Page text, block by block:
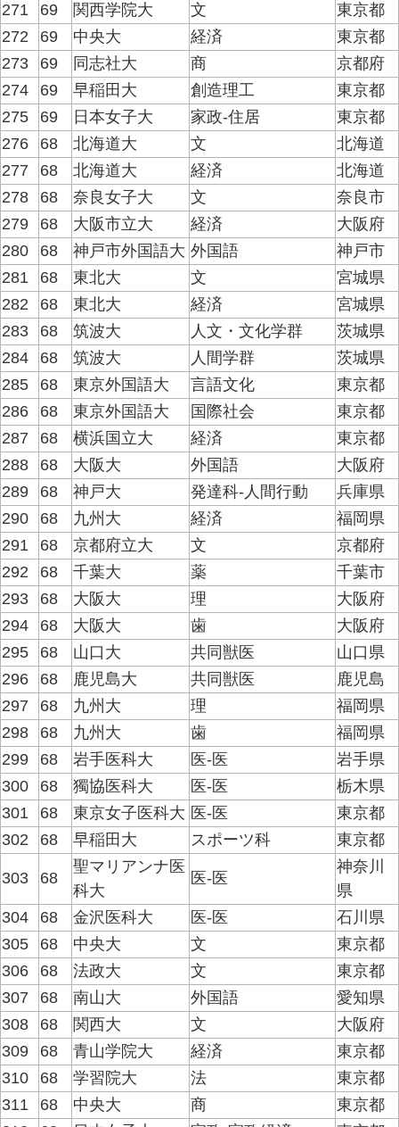
271
69 関西学院大 文
東京都
272
69 中央大 経済
東京都
273
69 同志社大 商
京都府
274
69 早稲田大 創造理工
東京都
275
69 日本女子大 家政-住居
東京都
276
68 北海道大 文
北海道
277
68 北海道大 経済
北海道
278
68 奈良女子大 文
奈良市
279
68 大阪市立大 経済
大阪府
280
68 神戸市外国語大 外国語
神戸市
281
68 東北大 文
宮城県
282
68 東北大 経済
宮城県
283
68 筑波大 人文・文化学群
茨城県
284
68 筑波大 人間学群
茨城県
285
68 東京外国語大 言語文化
東京都
286
68 東京外国語大 国際社会
東京都
287
68 横浜国立大 経済
東京都
288
68 大阪大 外国語
大阪府
289
68 神戸大 発達科-人間行動
兵庫県
290
68 九州大 経済
福岡県
291
68 京都府立大 文
京都府
292
68 千葉大 薬
千葉市
293
68 大阪大 理
大阪府
294
68 大阪大 歯
大阪府
295
68 山口大 共同獣医
山口県
296
68 鹿児島大 共同獣医
鹿児島
297
68 九州大 理
福岡県
298
68 九州大 歯
福岡県
299
68 岩手医科大 医-医
岩手県
300
68 獨協医科大 医-医
栃木県
301
68 東京女子医科大 医-医
東京都
302
68 早稲田大 スポーツ科 東京都
303 68
聖マリアンナ医
科大
医-医
神奈川
県
304
68 金沢医科大 医-医
石川県
305
68 中央大 文
東京都
306
68 法政大 文
東京都
307
68 南山大 外国語
愛知県
308
68 関西大 文
大阪府
309
68 青山学院大 経済
東京都
310
68 学習院大 法
東京都
311
68 中央大 商
東京都